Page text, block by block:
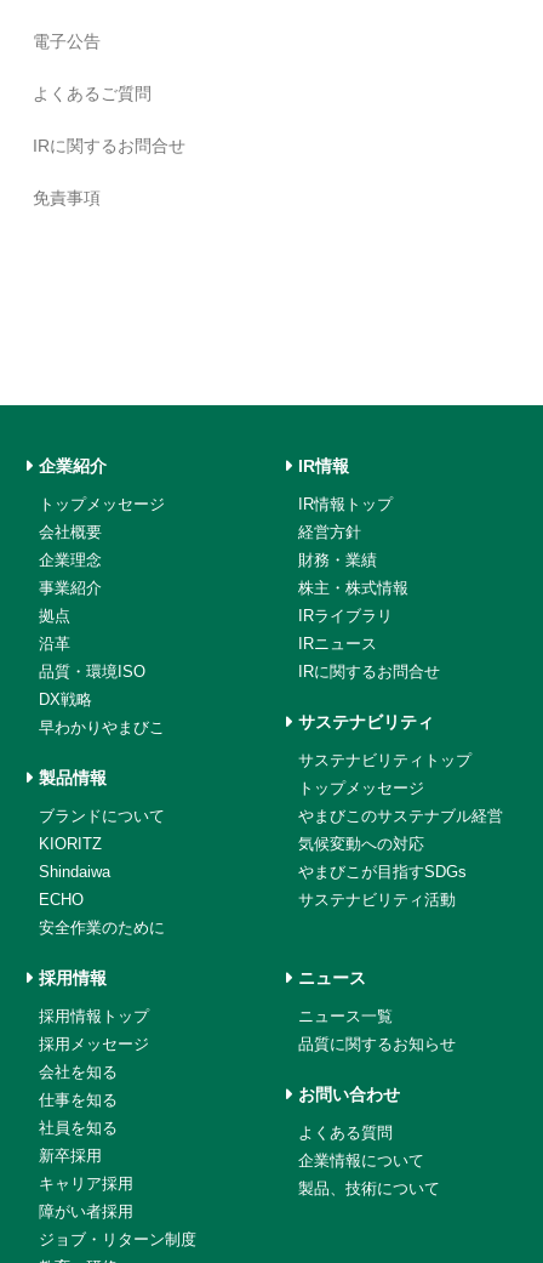
電子公告
よくあるご質問
IRに関するお問合せ
免責事項
企業紹介
トップメッセージ
会社概要
企業理念
事業紹介
拠点
沿革
品質・環境ISO
DX戦略
早わかりやまびこ
製品情報
ブランドについて
KIORITZ
Shindaiwa
ECHO
安全作業のために
IR情報
IR情報トップ
経営方針
財務・業績
株主・株式情報
IRライブラリ
IRニュース
IRに関するお問合せ
サステナビリティ
サステナビリティトップ
トップメッセージ
やまびこのサステナブル経営
気候変動への対応
やまびこが目指すSDGs
サステナビリティ活動
採用情報
採用情報トップ
採用メッセージ
会社を知る
仕事を知る
社員を知る
新卒採用
キャリア採用
障がい者採用
ジョブ・リターン制度
ニュース
ニュース一覧
品質に関するお知らせ
お問い合わせ
よくある質問
企業情報について
製品、技術について